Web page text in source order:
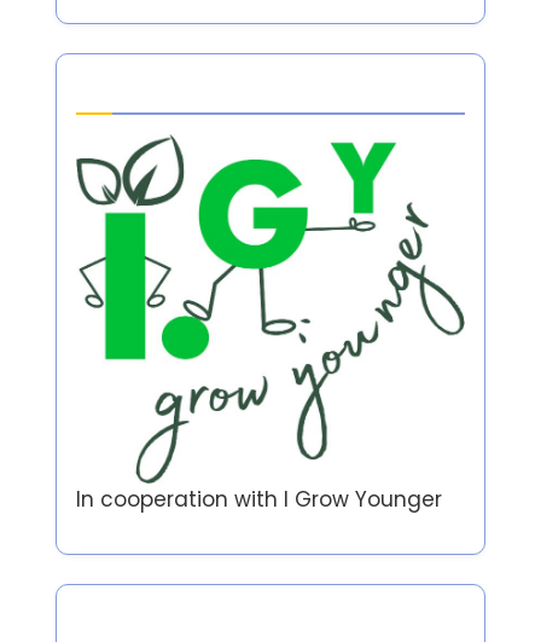
In cooperation with I Grow Younger